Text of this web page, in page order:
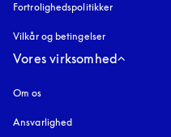
Fortrolighedspolitikker
Vilkår og betingelser
Vores virksomhed
Om os
Ansvarlighed